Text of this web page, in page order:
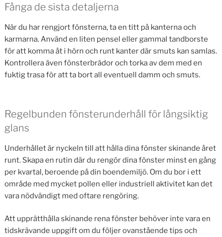
Fånga de sista detaljerna
När du har rengjort fönsterna, ta en titt på kanterna och
karmarna. Använd en liten pensel eller gammal tandborste
för att komma åt i hörn och runt kanter där smuts kan samlas.
Kontrollera även fönsterbrädor och torka av dem med en
fuktig trasa för att ta bort all eventuell damm och smuts.
Regelbunden fönsterunderhåll för långsiktig
glans
Underhållet är nyckeln till att hålla dina fönster skinande året
runt. Skapa en rutin där du rengör dina fönster minst en gång
per kvartal, beroende på din boendemiljö. Om du bor i ett
område med mycket pollen eller industriell aktivitet kan det
vara nödvändigt med oftare rengöring.
Att upprätthålla skinande rena fönster behöver inte vara en
tidskrävande uppgift om du följer ovanstående tips och